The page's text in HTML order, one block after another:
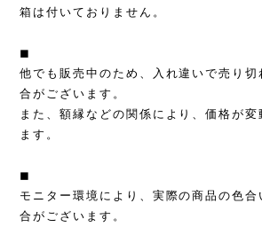
箱は付いておりません。
◼︎
他でも販売中のため、入れ違いで売り切
合がございます。
また、額縁などの関係により、価格が
ます。
◼︎
モニター環境により、実際の商品の色合
合がございます。